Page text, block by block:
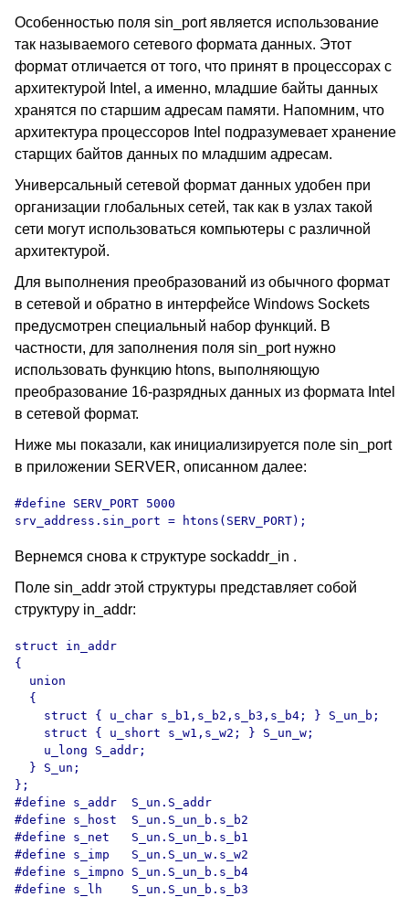
Особенностью поля sin_port является использование
так называемого сетевого формата данных. Этот
формат отличается от того, что принят в процессорах с
архитектурой Intel , а именно, младшие байты данных
хранятся по старшим адресам памяти. Напомним, что
архитектура процессоров Intel подразумевает хранение
старщих байтов данных по младшим адресам.
Универсальный сетевой формат данных удобен при
организации глобальных сетей, так как в узлах такой
сети могут использоваться компьютеры с различной
архитектурой.
Для выполнения преобразований из обычного формат
в сетевой и обратно в интерфейсе Windows Sockets
предусмотрен специальный набор функций. В
частности, для заполнения поля sin_port нужно
использовать функцию htons, выполняющую
преобразование 16-разрядных данных из формата Intel
в сетевой формат.
Ниже мы показали, как инициализируется поле sin_port
в приложении SERVER, описанном далее:
#define SERV_PORT 5000
Вернемся снова к структуре sockaddr_in .
Поле sin_addr этой структуры представляет собой
структуру in_addr:
struct in_addr
{
  union
  {
    struct { u_char s_b1,s_b2,s_b3,s_b4; } S_un_b;
    struct { u_short s_w1,s_w2; } S_un_w;
    u_long S_addr;
  } S_un;
};
#define s_addr  S_un.S_addr
#define s_host  S_un.S_un_b.s_b2
#define s_net   S_un.S_un_b.s_b1
#define s_imp   S_un.S_un_w.s_w2
#define s_impno S_un.S_un_b.s_b4